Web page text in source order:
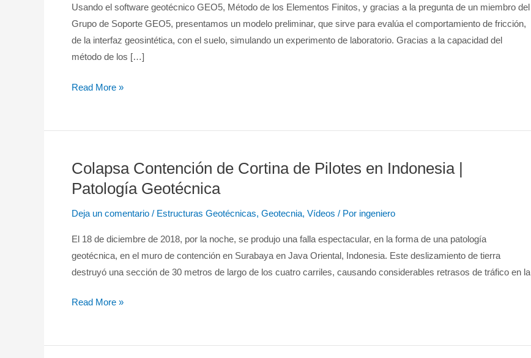
Usando el software geotécnico GEO5, Método de los Elementos Finitos, y gracias a la pregunta de un miembro del
Grupo de Soporte GEO5, presentamos un modelo preliminar, que sirve para evalúa el comportamiento de fricción,
de la interfaz geosintética, con el suelo, simulando un experimento de laboratorio. Gracias a la capacidad del
método de los […]
Read More »
Colapsa Contención de Cortina de Pilotes en Indonesia |
Patología Geotécnica
Deja un comentario / Estructuras Geotécnicas, Geotecnia, Vídeos / Por ingeniero
El 18 de diciembre de 2018, por la noche, se produjo una falla espectacular, en la forma de una patología
geotécnica, en el muro de contención en Surabaya en Java Oriental, Indonesia. Este deslizamiento de tierra
destruyó una sección de 30 metros de largo de los cuatro carriles, causando considerables retrasos de tráfico en la
Colapsa
Contención
Cortina
|Read More »